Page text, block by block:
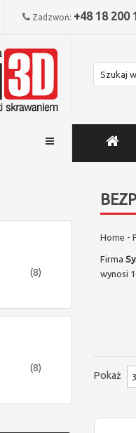
Zadzwoń: +48 18 200
8items
8items
Home -
Firma
wynosi
Pokaż